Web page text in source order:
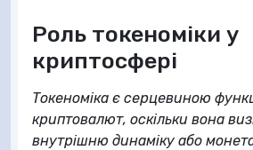
Роль токеноміки у
криптосфері
Токеноміка є серцевиною
криптовалют, оскільки вона
внутрішню динаміку або